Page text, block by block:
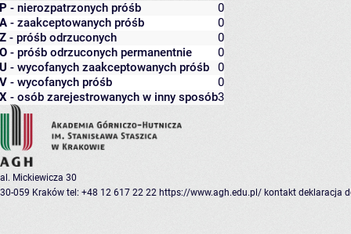
P - nierozpatrzonych próśb
0
A - zaakceptowanych próśb
0
Z - próśb odrzuconych
0
O - próśb odrzuconych permanentnie
0
U - wycofanych zaakceptowanych próśb
0
V - wycofanych próśb
0
X - osób zarejestrowanych w inny sposób3
al. Mickiewicza 30
30-059 Kraków tel: +48 12 617 22 22 https://www.agh.edu.pl/ kontakt deklaracja